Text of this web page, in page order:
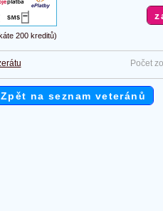
200 kreditů)
Počet
Zpět na seznam veteránů